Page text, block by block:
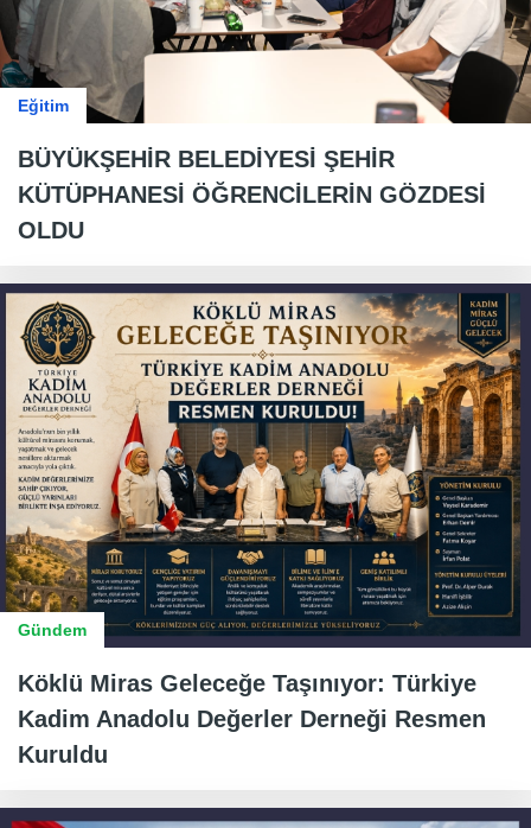
Eğitim
BÜYÜKŞEHİR BELEDİYESİ ŞEHİR
KÜTÜPHANESİ ÖĞRENCİLERİN GÖZDESİ
OLDU
Gündem
Köklü Miras Geleceğe Taşınıyor: Türkiye
Kadim Anadolu Değerler Derneği Resmen
Kuruldu